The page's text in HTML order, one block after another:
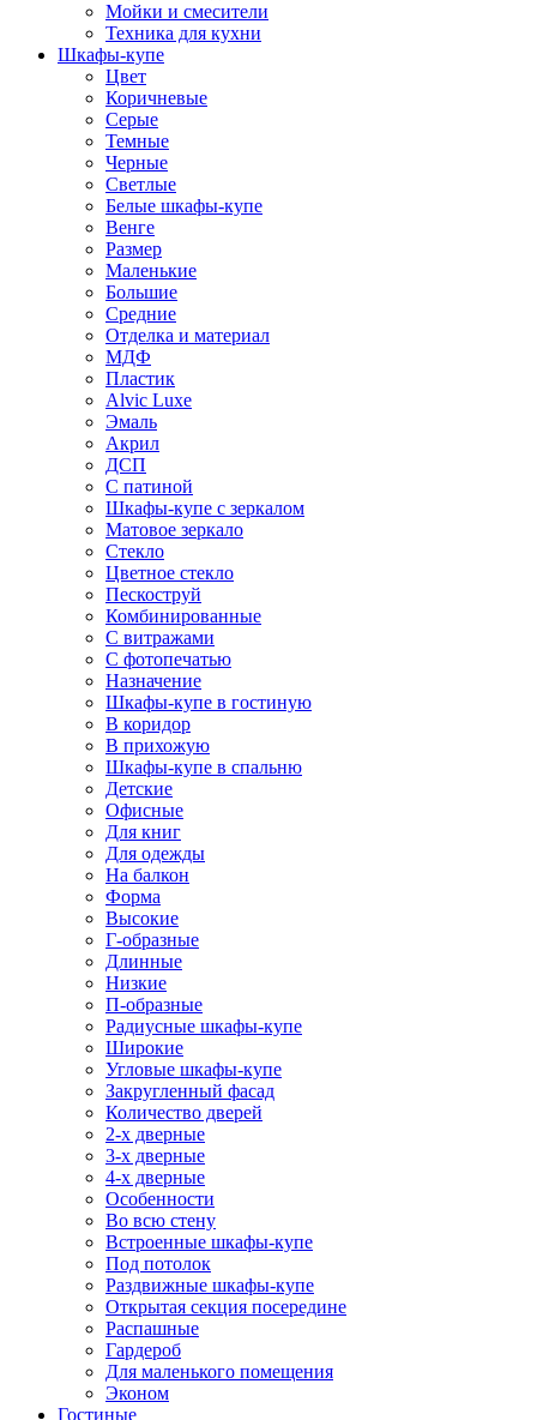
Мойки и смесители
Техника для кухни
Шкафы-купе
Цвет
Коричневые
Серые
Темные
Черные
Светлые
Белые шкафы-купе
Венге
Размер
Маленькие
Большие
Средние
Отделка и материал
МДФ
Пластик
Alvic Luxe
Эмаль
Акрил
ДСП
С патиной
Шкафы-купе с зеркалом
Матовое зеркало
Стекло
Цветное стекло
Пескоструй
Комбинированные
С витражами
С фотопечатью
Назначение
Шкафы-купе в гостиную
В коридор
В прихожую
Шкафы-купе в спальню
Детские
Офисные
Для книг
Для одежды
На балкон
Форма
Высокие
Г-образные
Длинные
Низкие
П-образные
Радиусные шкафы-купе
Широкие
Угловые шкафы-купе
Закругленный фасад
Количество дверей
2-х дверные
3-х дверные
4-х дверные
Особенности
Во всю стену
Встроенные шкафы-купе
Под потолок
Раздвижные шкафы-купе
Открытая секция посередине
Распашные
Гардероб
Для маленького помещения
Эконом
Гостиные